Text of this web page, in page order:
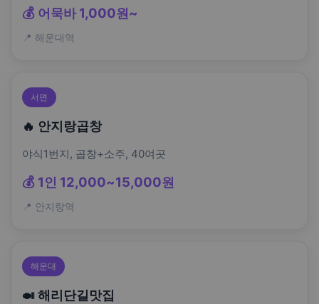
💰 어묵바 1,000원~
📍 해운대역
서면
🔥 안지랑곱창
야식1번지, 곱창+소주, 40여곳
💰 1인 12,000~15,000원
📍 안지랑역
해운대
🍛 해리단길맛집